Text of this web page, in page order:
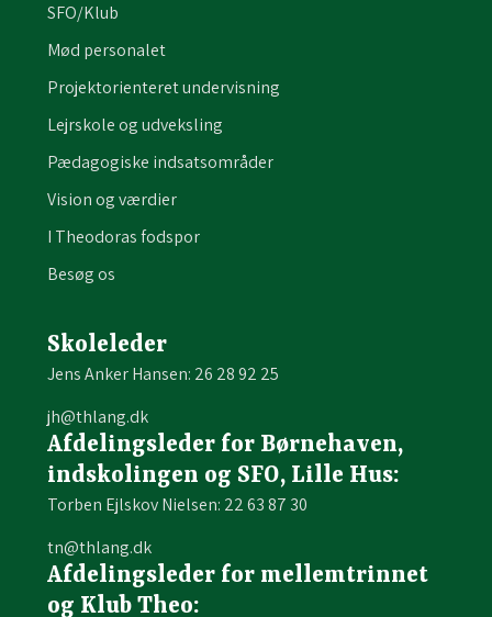
SFO/Klub
Mød personalet
Projektorienteret undervisning
Lejrskole og udveksling
Pædagogiske indsatsområder
Vision og værdier
I Theodoras fodspor
Besøg os
Skoleleder
Jens Anker Hansen: 26 28 92 25
jh@thlang.dk
Afdelingsleder for Børnehaven,
indskolingen og SFO, Lille Hus:
Torben Ejlskov Nielsen: 22 63 87 30
tn@thlang.dk
Afdelingsleder for mellemtrinnet
og Klub Theo: